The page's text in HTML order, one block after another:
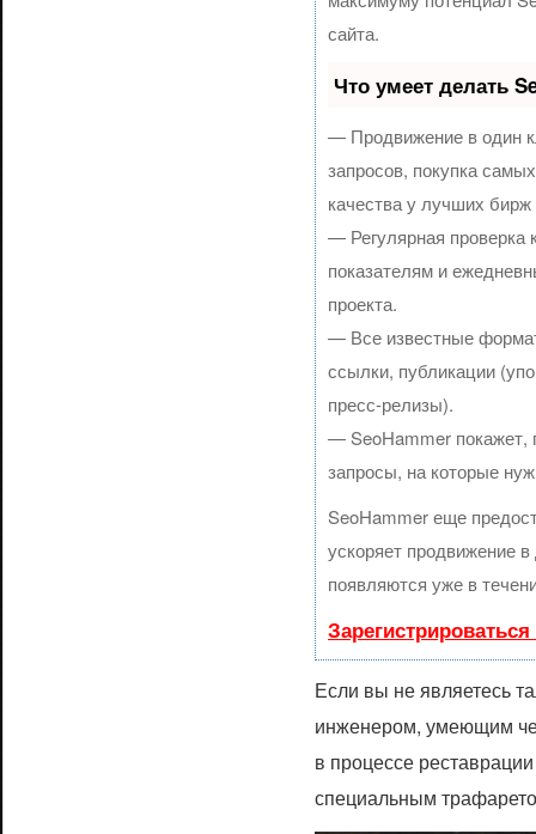
сайта.
Что умеет делать
— Продвижение в один
запросов, покупка
качества у лучших
— Регулярная проверка
показателям и
проекта.
— Все известные
ссылки, публикации
пресс-релизы).
— SeoHammer покажет,
запросы, на которые
SeoHammer еще
ускоряет продвижение
появляются уже в
Если вы не являетесь
инженером, умеющим
в процессе
специальным